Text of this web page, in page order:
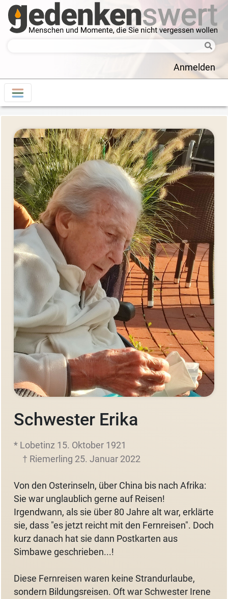
Anmelden
Schwester Erika
* Lobetinz 15. Oktober 1921
† Riemerling 25. Januar 2022
Von den Osterinseln, über China bis nach Afrika:
Sie war unglaublich gerne auf Reisen!
Irgendwann, als sie über 80 Jahre alt war, erklärte
sie, dass "es jetzt reicht mit den Fernreisen". Doch
kurz danach hat sie dann Postkarten aus
Simbawe geschrieben...!
Diese Fernreisen waren keine Strandurlaube,
sondern Bildungsreisen. Oft war Schwester Irene